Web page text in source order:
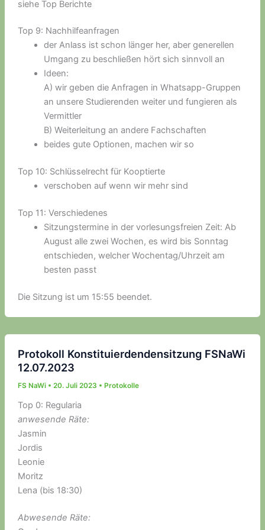
siehe Top Berichte
Top 9: Nachhilfeanfragen
der Anlass ist schon länger her, aber generellen
Umgang zu beschließen hört sich sinnvoll an
Ideen:
A) wir geben die Anfragen in Whatsapp-Gruppen
an unsere Studierenden weiter und fungieren als
Vermittler
B) Weiterleitung an andere Fachschaften
beides gute Optionen, machen wir so
Top 10: Schlüsselrecht für Kooptierte
verschoben auf wenn wir mehr sind
Top 11: Verschiedenes
Sitzungstermine in der vorlesungsfreien Zeit: Ab
August alle zwei Wochen, es wird bis Sonntag
entschieden, welcher Wochentag/Uhrzeit am
besten passt
Die Sitzung ist um 15:55 beendet.
Protokoll Konstituierdendensitzung FSNaWi
12.07.2023
FS NaWi • 20. Juli 2023 • Protokolle
Top 0: Regularia
anwesende Räte:
Jasmin
Jordis
Leonie
Moritz
Lena (bis 18:30)
Abwesende Räte: